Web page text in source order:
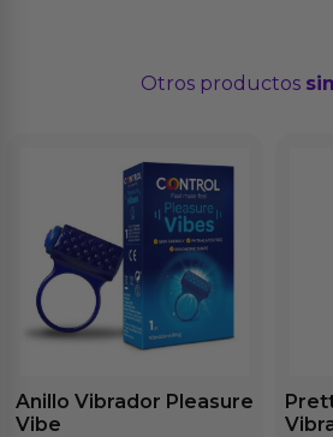
Otros productos
Anillo Vibrador Pleasure
Vibe